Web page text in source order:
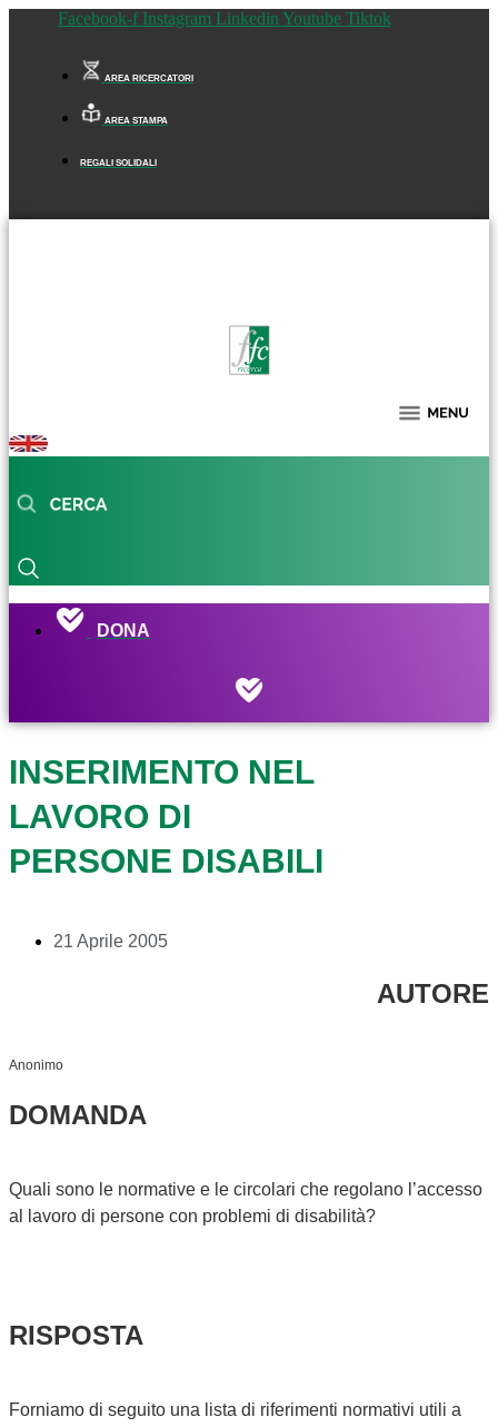
Facebook-f Instagram Linkedin Youtube Tiktok
AREA RICERCATORI
AREA STAMPA
REGALI SOLIDALI
DONA
INSERIMENTO NEL
LAVORO DI
PERSONE DISABILI
21 Aprile 2005
AUTORE
Anonimo
DOMANDA
Quali sono le normative e le circolari che regolano l’accesso
al lavoro di persone con problemi di disabilità?
RISPOSTA
Forniamo di seguito una lista di riferimenti normativi utili a